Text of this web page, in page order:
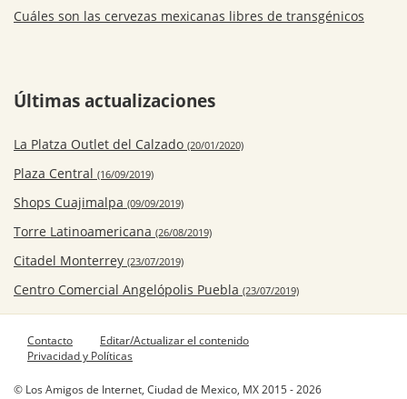
Cuáles son las cervezas mexicanas libres de transgénicos
Últimas actualizaciones
La Platza Outlet del Calzado (20/01/2020)
Plaza Central (16/09/2019)
Shops Cuajimalpa (09/09/2019)
Torre Latinoamericana (26/08/2019)
Citadel Monterrey (23/07/2019)
Centro Comercial Angelópolis Puebla (23/07/2019)
Contacto
Editar/Actualizar el contenido
Privacidad y Políticas
© Los Amigos de Internet, Ciudad de Mexico, MX 2015 - 2026